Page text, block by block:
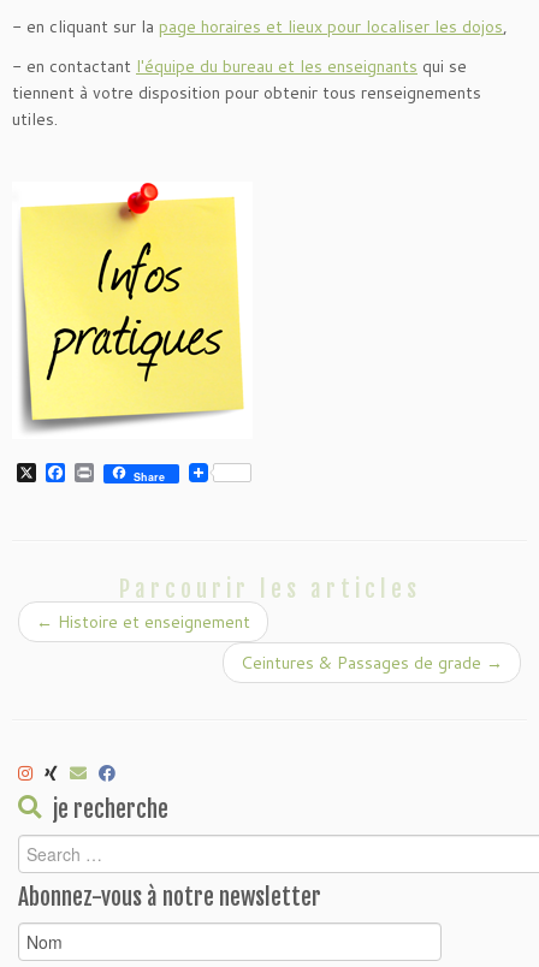
- en cliquant sur la page horaires et lieux pour localiser les dojos,
- en contactant l'équipe du bureau et les enseignants qui se
tiennent à votre disposition pour obtenir tous renseignements
utiles.
X Facebook
PrintShare
Parcourir les articles
← Histoire et enseignement
Ceintures & Passages de grade →
je recherche
Abonnez-vous à notre newsletter